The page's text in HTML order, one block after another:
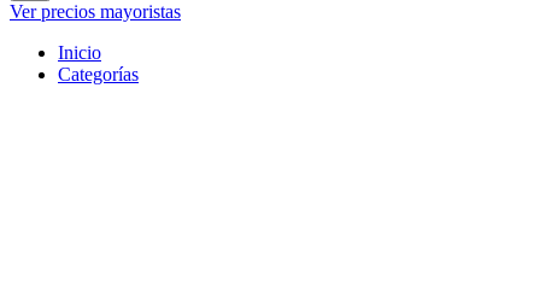
Ver precios mayoristas
Inicio
Categorías